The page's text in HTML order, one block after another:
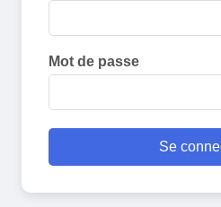
Mot de passe
Se